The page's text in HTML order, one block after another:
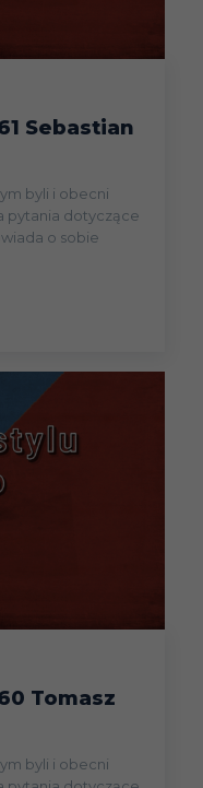
Sebastian
byli i obecni
pytania dotyczące
o sobie
Tomasz
byli i obecni